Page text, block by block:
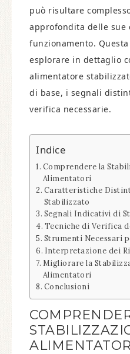
può risultare
approfondita delle sue
funzionamento.
esplorare in dettaglio
alimentatore
di base, i segnali
verifica necessarie.
Indice
Comprendere la
Alimentatori
Caratteristiche
Stabilizzato
Segnali Indicativi di
Tecniche di Verifica
Strumenti Necessari
Interpretazione dei
Migliorare la
Alimentatori
Conclusioni